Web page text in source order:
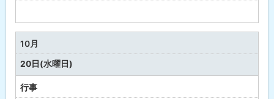
定
な
し
10月
20日(水曜日)
行事